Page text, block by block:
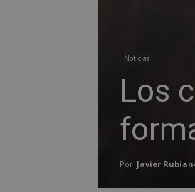
Noticias
Los
Por Javier